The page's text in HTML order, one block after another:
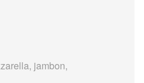
jambon,